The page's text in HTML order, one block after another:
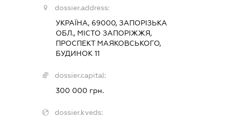
dossier.address:
УКРАЇНА, 69000, ЗАПОРІЗЬКА
ОБЛ., МІСТО ЗАПОРІЖЖЯ,
ПРОСПЕКТ МАЯКОВСЬКОГО,
БУДИНОК 11
dossier.capital:
300 000 грн.
dossier.kveds: